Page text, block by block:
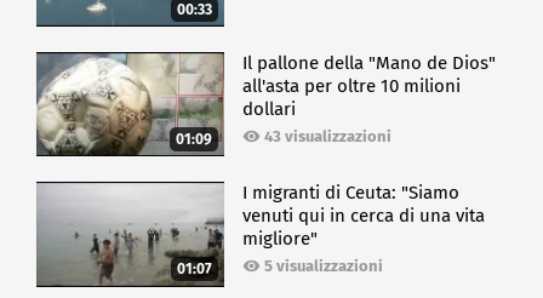
00:33
01:09
Il pallone della "Mano de Dios"
all'asta per oltre 10 milioni
dollari
43 visualizzazioni
01:07
I migranti di Ceuta: "Siamo
venuti qui in cerca di una vita
migliore"
5 visualizzazioni